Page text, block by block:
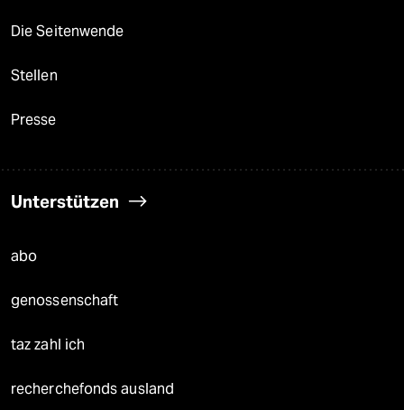
Die Seitenwende
Stellen
Presse
Unterstützen
abo
genossenschaft
taz zahl ich
recherchefonds ausland